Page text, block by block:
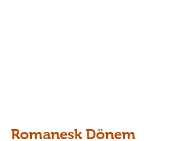
Romanesk Dönem